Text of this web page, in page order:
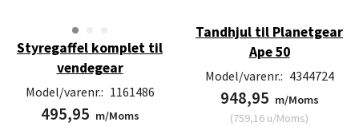
Styregaffel komplet til
vendegear
Model/varenr.: 1161486
495,95 m/Moms
Tandhjul til Planetgear
Ape 50
Model/varenr.: 4344724
948,95 m/Moms
(759,16 u/Moms)